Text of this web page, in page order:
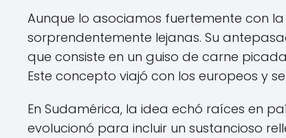
Aunque lo asociamos fuertemente con
sorprendentemente lejanas. Su
que consiste en un guiso de carne
Este concepto viajó con los europeos y
En Sudamérica, la idea echó raíces en
evolucionó para incluir un sustancioso